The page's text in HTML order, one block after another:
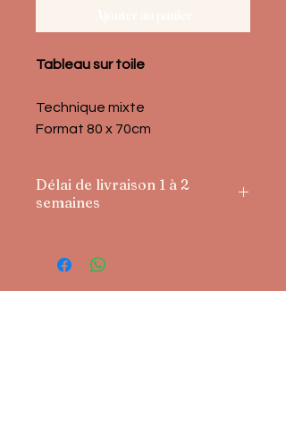
Tableau sur toile
Technique mixte
Format 80 x 70cm
Délai de livraison 1 à 2
semaines